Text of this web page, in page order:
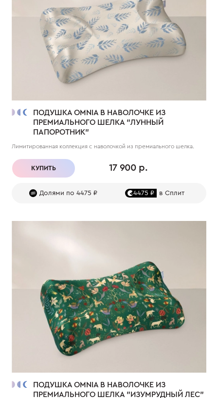
ПОДУШКА OMNIA В НАВОЛОЧКЕ ИЗ
ПРЕМИАЛЬНОГО ШЕЛКА "ЛУННЫЙ
ПАПОРОТНИК"
Лимитированная коллекция с наволочкой из премиального шелка.
КУПИТЬ 17 900 р.
Долями по 4475 ₽ 4475 ₽ в Сплит
ПОДУШКА OMNIA В НАВОЛОЧКЕ ИЗ
ПРЕМИАЛЬНОГО ШЕЛКА "ИЗУМРУДНЫЙ ЛЕС"